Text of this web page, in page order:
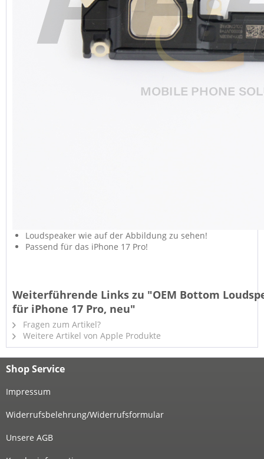
Loudspeaker wie auf der Abbildung zu sehen!
Passend für das iPhone 17 Pro!
Weiterführende Links zu "OEM Bottom
für iPhone 17 Pro, neu"
Fragen zum Artikel?
Weitere Artikel von Apple Produkte
Shop Service
Impressum
Widerrufsbelehrung/Widerrufsformular
Unsere AGB